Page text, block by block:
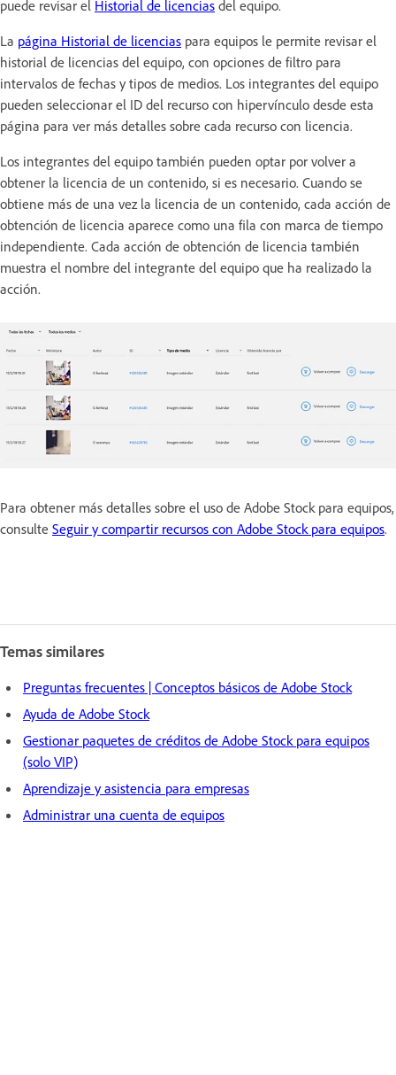
puede revisar el Historial de licencias del equipo.
La página Historial de licencias para equipos le permite revisar el
historial de licencias del equipo, con opciones de filtro para
intervalos de fechas y tipos de medios. Los integrantes del equipo
pueden seleccionar el ID del recurso con hipervínculo desde esta
página para ver más detalles sobre cada recurso con licencia.
Los integrantes del equipo también pueden optar por volver a
obtener la licencia de un contenido, si es necesario. Cuando se
obtiene más de una vez la licencia de un contenido, cada acción de
obtención de licencia aparece como una fila con marca de tiempo
independiente. Cada acción de obtención de licencia también
muestra el nombre del integrante del equipo que ha realizado la
acción.
Para obtener más detalles sobre el uso de Adobe Stock para equipos,
consulte Seguir y compartir recursos con Adobe Stock para equipos.
Temas similares
Preguntas frecuentes | Conceptos básicos de Adobe Stock
Ayuda de Adobe Stock
Gestionar paquetes de créditos de Adobe Stock para equipos
(solo VIP)
Aprendizaje y asistencia para empresas
Administrar una cuenta de equipos